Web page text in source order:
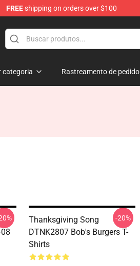
FREEshipping on orders over $100
categoria Rastreamento de pedido
Thanksgiving Song
DTNK2807 Bob's Burgers T-
Shirts
-20%